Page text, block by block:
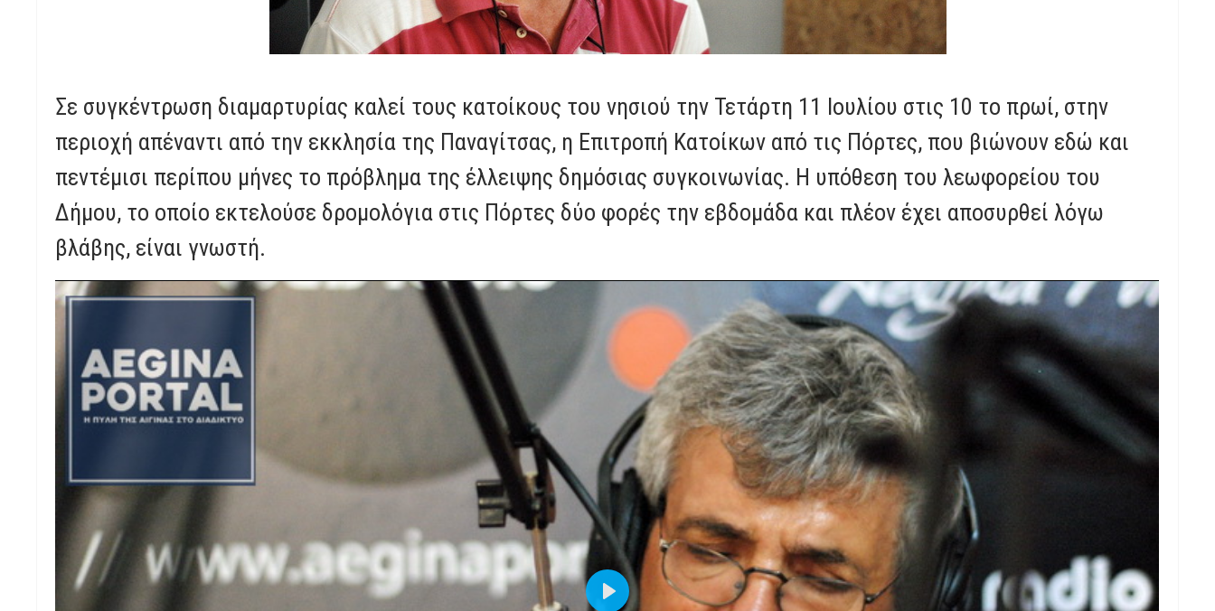
Σε συγκέντρωση διαμαρτυρίας καλεί τους κατοίκους του νησιού την Τετάρτη 11 Ιουλίου στις 10 το πρωί, στην
περιοχή απέναντι από την εκκλησία της Παναγίτσας, η Επιτροπή Κατοίκων από τις Πόρτες, που βιώνουν εδώ και
πεντέμισι περίπου μήνες το πρόβλημα της έλλειψης δημόσιας συγκοινωνίας. Η υπόθεση του λεωφορείου του
Δήμου, το οποίο εκτελούσε δρομολόγια στις Πόρτες δύο φορές την εβδομάδα και πλέον έχει αποσυρθεί λόγω
βλάβης, είναι γνωστή.